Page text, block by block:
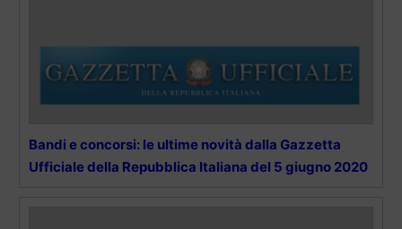
Bandi e concorsi: le ultime novità dalla Gazzetta
Ufficiale della Repubblica Italiana del 5 giugno 2020